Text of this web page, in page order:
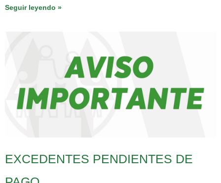
Seguir leyendo »
EXCEDENTES PENDIENTES DE